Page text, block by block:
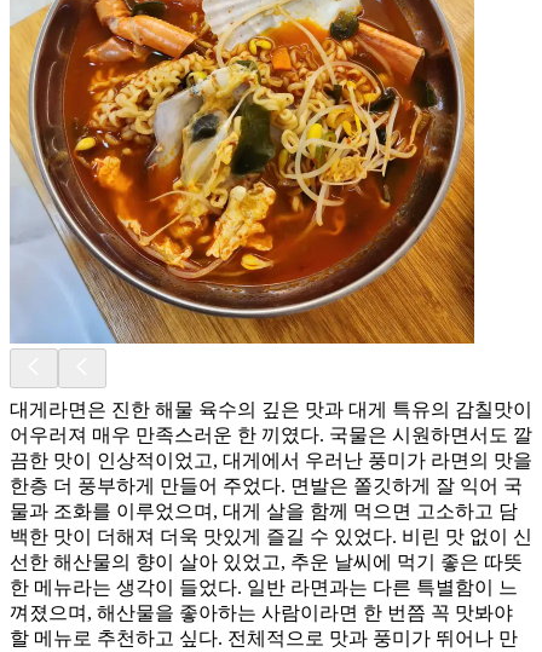
대게라면은 진한 해물 육수의 깊은 맛과 대게 특유의 감칠맛이
어우러져 매우 만족스러운 한 끼였다. 국물은 시원하면서도 깔
끔한 맛이 인상적이었고, 대게에서 우러난 풍미가 라면의 맛을
한층 더 풍부하게 만들어 주었다. 면발은 쫄깃하게 잘 익어 국
물과 조화를 이루었으며, 대게 살을 함께 먹으면 고소하고 담
백한 맛이 더해져 더욱 맛있게 즐길 수 있었다. 비린 맛 없이 신
선한 해산물의 향이 살아 있었고, 추운 날씨에 먹기 좋은 따뜻
한 메뉴라는 생각이 들었다. 일반 라면과는 다른 특별함이 느
껴졌으며, 해산물을 좋아하는 사람이라면 한 번쯤 꼭 맛봐야
할 메뉴로 추천하고 싶다. 전체적으로 맛과 풍미가 뛰어나 만